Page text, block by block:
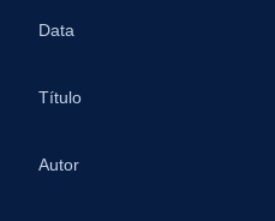
Data
Título
Autor